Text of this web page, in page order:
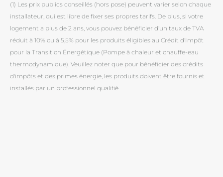
(1) Les prix publics conseillés (hors pose) peuvent varier selon chaque
installateur, qui est libre de fixer ses propres tarifs. De plus, si votre
logement a plus de 2 ans, vous pouvez bénéficier d'un taux de TVA
réduit à 10% ou à 5,5% pour les produits éligibles au Crédit d'Impôt
pour la Transition Énergétique (Pompe à chaleur et chauffe-eau
thermodynamique). Veuillez noter que pour bénéficier des crédits
d'impôts et des primes énergie, les produits doivent être fournis et
installés par un professionnel qualifié.